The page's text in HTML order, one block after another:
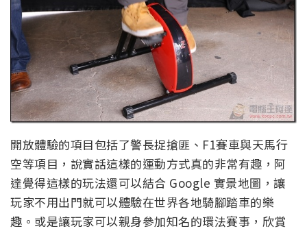
開放體驗的項目包括了警長捉搶匪、F1賽車與天馬行
空等項目，說實話這樣的運動方式真的非常有趣，阿
達覺得這樣的玩法還可以結合 Google 實景地圖，讓
玩家不用出門就可以體驗在世界各地騎腳踏車的樂
趣。或是讓玩家可以親身參加知名的環法賽事，欣賞